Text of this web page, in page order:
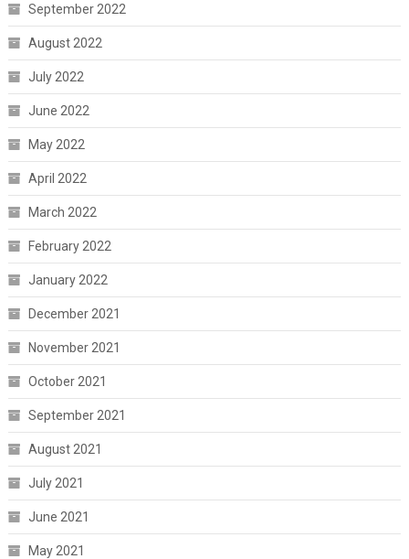
September 2022
August 2022
July 2022
June 2022
May 2022
April 2022
March 2022
February 2022
January 2022
December 2021
November 2021
October 2021
September 2021
August 2021
July 2021
June 2021
May 2021